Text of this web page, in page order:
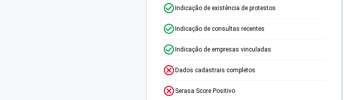
Indicação de existência de protestos
Indicação de consultas recentes
Indicação de empresas vinculadas
Dados cadastrais completos
Serasa Score Positivo